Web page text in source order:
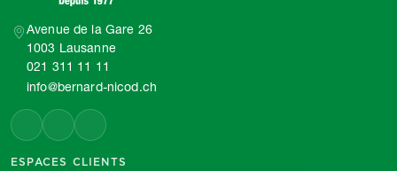
Avenue de la Gare 26
1003 Lausanne
021 311 11 11
info@bernard-nicod.ch
ESPACES CLIENTS